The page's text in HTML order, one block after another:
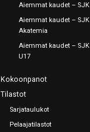
Aiemmat kaudet – SJK
Aiemmat kaudet – SJK
Akatemia
Aiemmat kaudet – SJK
U17
Kokoonpanot
Tilastot
Sarjataulukot
Pelaajatilastot